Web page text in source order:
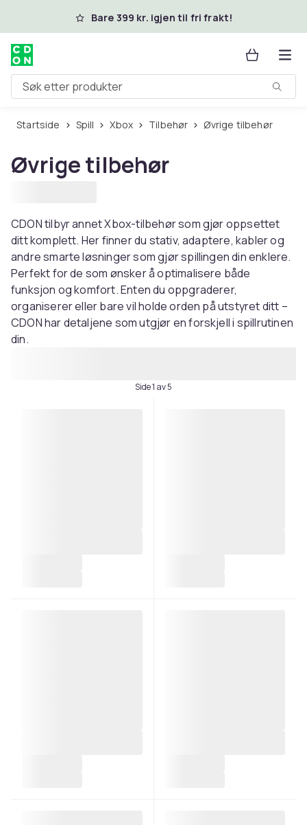
Hopp til hovedinnholdBare 399 kr. igjen til fri frakt!
Søk etter produkter
Startside Spill Xbox Tilbehør Øvrige tilbehør
Øvrige tilbehør
CDON tilbyr annet Xbox-tilbehør som gjør oppsettet
ditt komplett. Her finner du stativ, adaptere, kabler og
andre smarte løsninger som gjør spillingen din enklere.
Perfekt for de som ønsker å optimalisere både
funksjon og komfort. Enten du oppgraderer,
organiserer eller bare vil holde orden på utstyret ditt –
CDON har detaljene som utgjør en forskjell i spillrutinen
din.
Side 1 av 5